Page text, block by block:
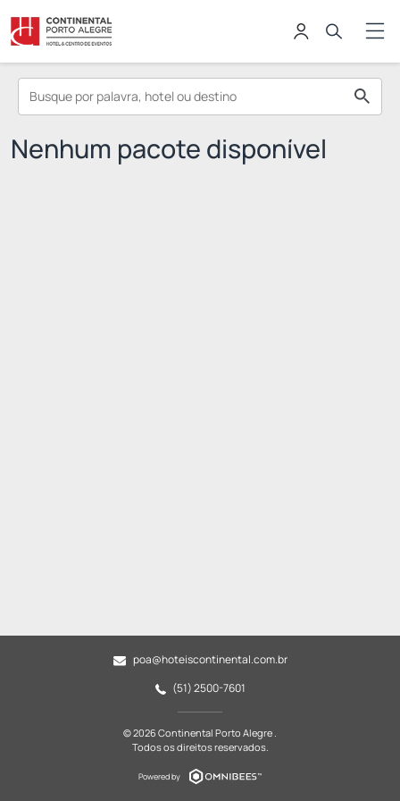
Nenhum pacote disponível
poa@hoteiscontinental.com.br
(51) 2500-7601
© 2026 Continental Porto Alegre .
Todos os direitos reservados.
Powered by